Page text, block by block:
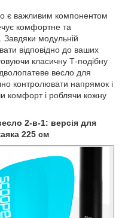
є важливим компонентом
комфортне та
модульній
відповідно до ваших
класичну Т-подібну
весло для
контролювати напрямок і
комфорт і роблячи кожну
2-в-1: версія для
225 см